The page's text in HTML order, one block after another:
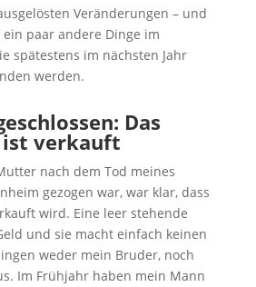
Veränderungen – und
paar andere Dinge im
spätestens im nächsten Jahr
werden.
Das
ist verkauft
nach dem Tod meines
gezogen war, war klar, dass
wird. Eine leer stehende
und sie macht einfach keinen
weder mein Bruder, noch
Im Frühjahr haben mein Mann